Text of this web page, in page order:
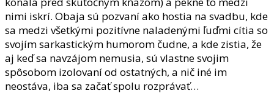
nimi iskrí. Obaja sú pozvaní ako hostia na svadbu, kde
sa medzi všetkými pozitívne naladenými ľuďmi cítia so
svojím sarkastickým humorom čudne, a kde zistia, že
aj keď sa navzájom nemusia, sú vlastne svojim
spôsobom izolovaní od ostatných, a nič iné im
neostáva, iba sa začať spolu rozprávať…